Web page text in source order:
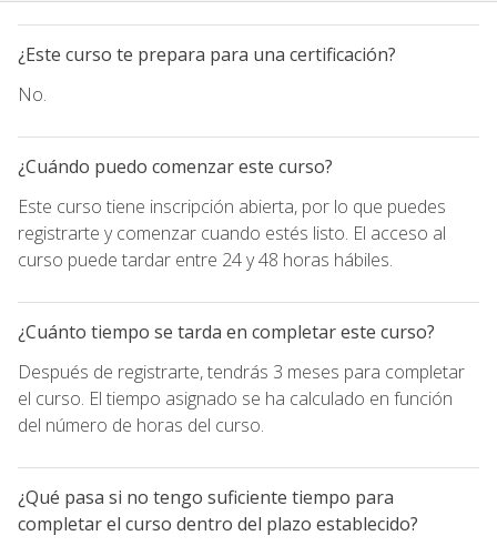
¿Este curso te prepara para una certificación?
No.
¿Cuándo puedo comenzar este curso?
Este curso tiene inscripción abierta, por lo que puedes
registrarte y comenzar cuando estés listo. El acceso al
curso puede tardar entre 24 y 48 horas hábiles.
¿Cuánto tiempo se tarda en completar este curso?
Después de registrarte, tendrás 3 meses para completar
el curso. El tiempo asignado se ha calculado en función
del número de horas del curso.
¿Qué pasa si no tengo suficiente tiempo para
completar el curso dentro del plazo establecido?